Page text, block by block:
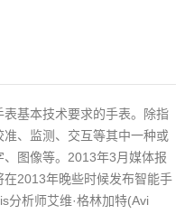
基本技术要求的手表。除指
、监测、交互等其中一种或
图像等。2013年3月媒体报
2013年晚些时候发布智能手
分析师艾维·格林加特(Avi